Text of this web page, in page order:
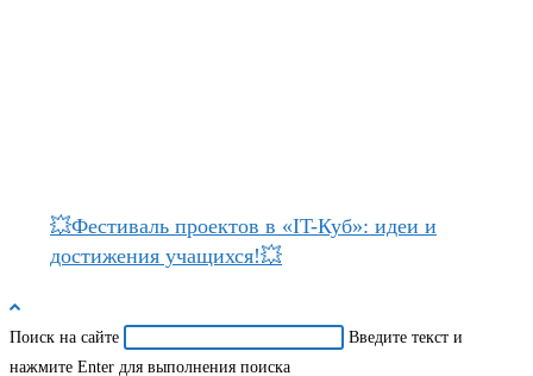
💥Фестиваль проектов в «IT-Куб»: идеи и
достижения учащихся!💥
Поиск на сайте
Введите текст и
нажмите Enter для выполнения поиска